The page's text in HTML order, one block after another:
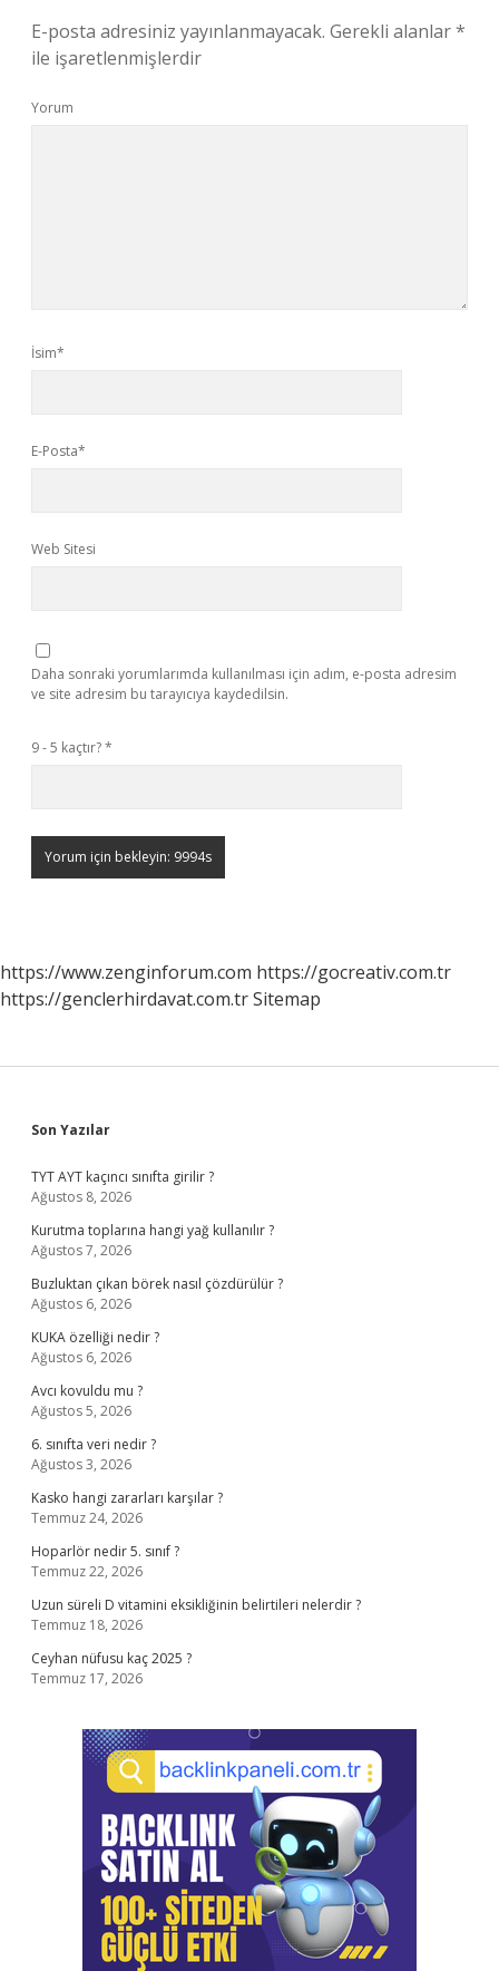
E-posta adresiniz yayınlanmayacak. Gerekli alanlar*
ile işaretlenmişlerdir
Yorum
İsim*
E-Posta*
Web Sitesi
Daha sonraki yorumlarımda kullanılması için adım, e-posta adresim
ve site adresim bu tarayıcıya kaydedilsin.
9 - 5 kaçtır?*
https://www.zenginforum.com https://gocreativ.com.tr
https://genclerhirdavat.com.trSitemap
Sidebar
Son Yazılar
TYT AYT kaçıncı sınıfta girilir ?
Ağustos 8, 2026
Kurutma toplarına hangi yağ kullanılır ?
Ağustos 7, 2026
Buzluktan çıkan börek nasıl çözdürülür ?
Ağustos 6, 2026
KUKA özelliği nedir ?
Ağustos 6, 2026
Avcı kovuldu mu ?
Ağustos 5, 2026
6. sınıfta veri nedir ?
Ağustos 3, 2026
Kasko hangi zararları karşılar ?
Temmuz 24, 2026
Hoparlör nedir 5. sınıf ?
Temmuz 22, 2026
Uzun süreli D vitamini eksikliğinin belirtileri nelerdir ?
Temmuz 18, 2026
Ceyhan nüfusu kaç 2025 ?
Temmuz 17, 2026